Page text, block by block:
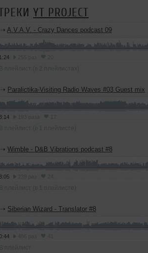
YT PROJECT
➝ A.V.A.V. - Crazy Dances podcast 09
➝ Paralictika-Visiting Radio Waves #03 Guest mix
➝ Wimble - D&B Vibrations podcast #8
➝ Siberian Wizard - Translator #8